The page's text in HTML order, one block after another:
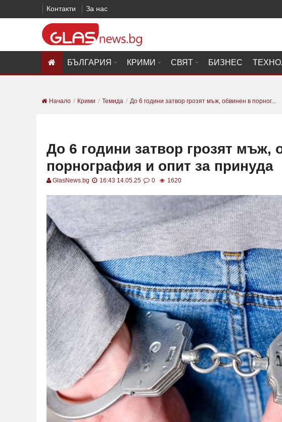
Контакти За нас
БЪЛГАРИЯ КРИМИ СВЯТ БИЗНЕС
Начало Крими Темида До 6 години затвор грозят мъж, обвинен в порног...
До 6 години затвор грозят мъж,
порнография и опит за принуда
GlasNews.bg 16:43 14.05.25 0 1620